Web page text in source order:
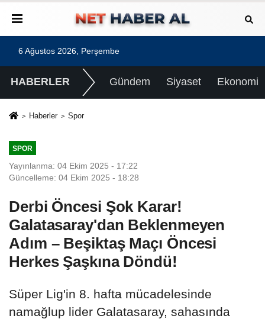
6 Ağustos 2026, Perşembe
HABERLER Gündem Siyaset Ekonomi
Haberler Spor
SPOR
Yayınlanma: 04 Ekim 2025 - 17:22
Güncelleme: 04 Ekim 2025 - 18:28
Derbi Öncesi Şok Karar!
Galatasaray'dan Beklenmeyen
Adım – Beşiktaş Maçı Öncesi
Herkes Şaşkına Döndü!
Süper Lig'in 8. hafta mücadelesinde
namağlup lider Galatasaray, sahasında